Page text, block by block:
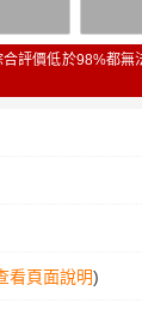
評價低於98%都無
看頁面說明)